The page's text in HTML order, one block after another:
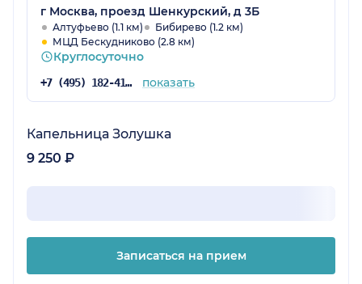
Михайловна, Самохина Ольга Николаевна,
комфортная обстановка и
доброжелательность всего персонала.
Спасибо за ваш нелегкий труд! Желаю
дальнейшего процветания и успехов в
г Москва, проезд Шенкурский, д 3Б
Алтуфьево (1.1 км)
Бибирево (1.2 км)
МЦД Бескудниково (2.8 км)
Круглосуточно
+7 (495) 182-41-84 показать
Капельница Золушка
9 250 ₽
Записаться на прием